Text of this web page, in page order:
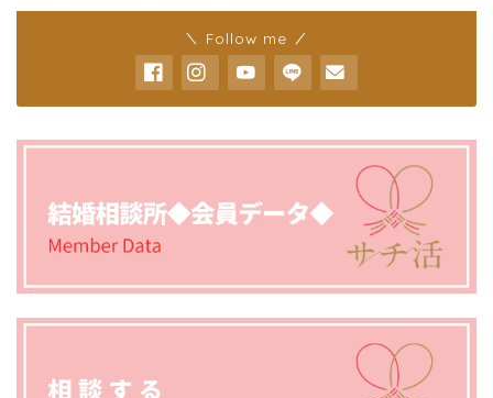
＼ Follow me ／